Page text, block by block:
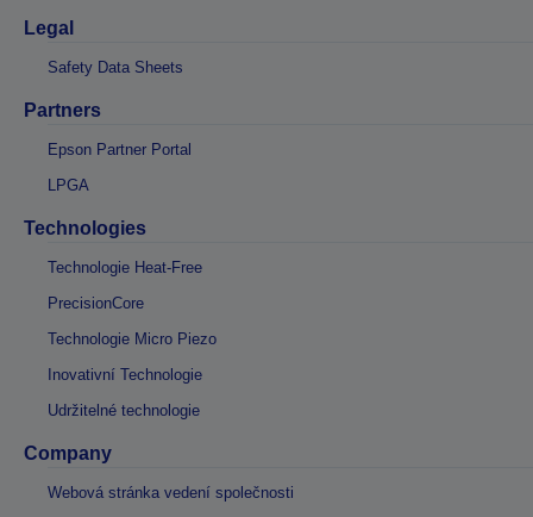
Legal
Safety Data Sheets
Partners
Epson Partner Portal
LPGA
Technologies
Technologie Heat-Free
PrecisionCore
Technologie Micro Piezo
Inovativní Technologie
Udržitelné technologie
Company
Webová stránka vedení společnosti